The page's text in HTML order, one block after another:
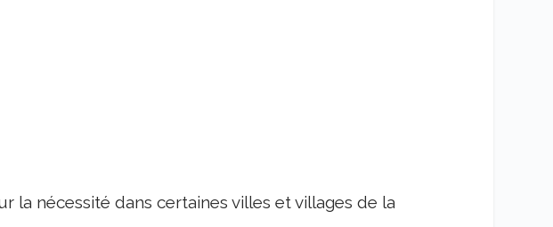
la nécessité dans certaines villes et villages de la